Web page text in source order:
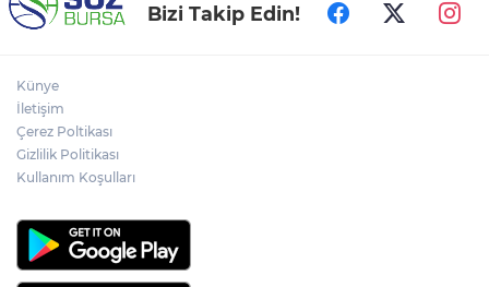
Bizi Takip Edin!
Künye
İletişim
Çerez Poltikası
Gizlilik Politikası
Kullanım Koşulları